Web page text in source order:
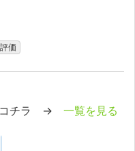
価
コチラ → 一覧を見る